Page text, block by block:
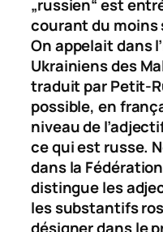
„russien“ est
courant du
On appelait dans
Ukrainiens des
traduit par Petit-
possible, en
niveau de
ce qui est russe.
dans la
distingue les
les substantifs